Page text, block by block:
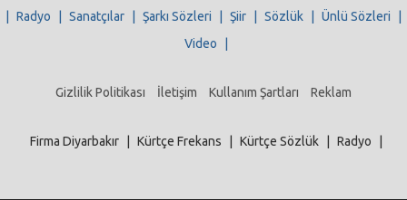
Radyo Sanatçılar Şarkı Sözleri Şiir Sözlük Ünlü Sözleri
Video
Gizlilik Politikası İletişim Kullanım Şartları Reklam
Firma Diyarbakır Kürtçe Frekans Kürtçe Sözlük Radyo